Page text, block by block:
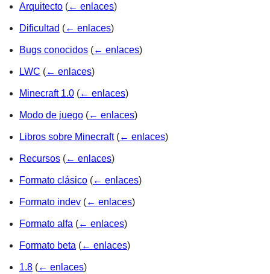
Arquitecto (← enlaces)
Dificultad (← enlaces)
Bugs conocidos (← enlaces)
LWC (← enlaces)
Minecraft 1.0 (← enlaces)
Modo de juego (← enlaces)
Libros sobre Minecraft (← enlaces)
Recursos (← enlaces)
Formato clásico (← enlaces)
Formato indev (← enlaces)
Formato alfa (← enlaces)
Formato beta (← enlaces)
1.8 (← enlaces)